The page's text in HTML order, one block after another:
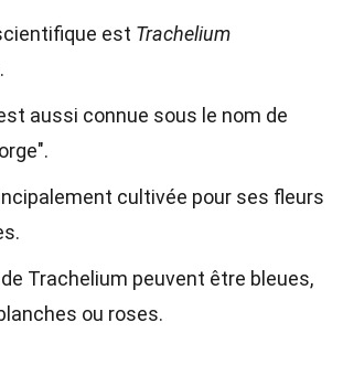
est Trachelium
.
aussi connue sous le nom de
cultivée pour ses fleurs
Trachelium peuvent être bleues,
ou roses.